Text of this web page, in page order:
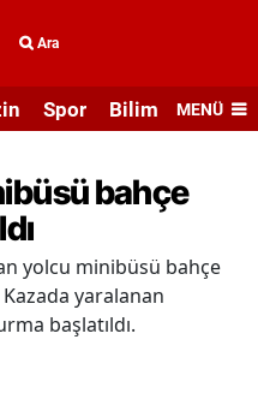
Ara
Spor Bilim veMENÜ
bahçe
yolcu minibüsü bahçe
Kazada yaralanan
başlatıldı.